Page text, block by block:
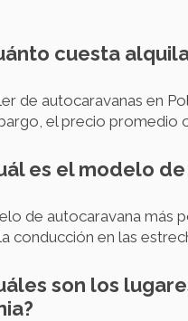
cuesta
de autocaravanas en
el precio promedio
es el modelo
de autocaravana más
conducción en las
son los